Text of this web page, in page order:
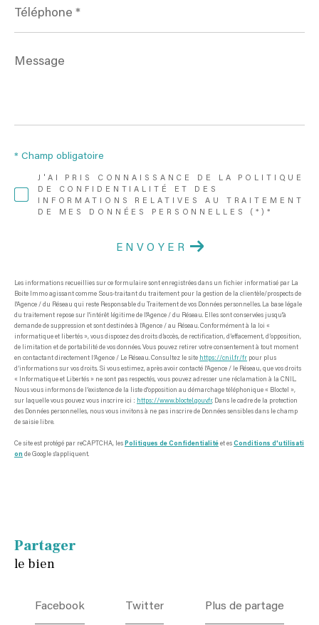
*
Message
J'AI PRIS CONNAISSANCE DE LA POLITIQUE
DE CONFIDENTIALITÉ ET DES
INFORMATIONS RELATIVES AU TRAITEMENT
DE MES DONNÉES PERSONNELLES (*)*
* Champ obligatoire
ENVOYER
Les informations recueillies sur ce formulaire sont enregistrées dans un fichier informatisé par La
Boite Immo agissant comme Sous-traitant du traitement pour la gestion de la clientèle/prospects de
l'Agence / du Réseau qui reste Responsable du Traitement de vos Données personnelles. La base légale
du traitement repose sur l'intérêt légitime de l'Agence / du Réseau. Elles sont conservées jusqu'à
demande de suppression et sont destinées à l'Agence / au Réseau. Conformément à la loi «
informatique et libertés », vous disposez des droits d’accès, de rectification, d’effacement, d’opposition,
de limitation et de portabilité de vos données. Vous pouvez retirer votre consentement à tout moment
en contactant directement l’Agence / Le Réseau. Consultez le site https://cnil.fr/fr pour plus
d’informations sur vos droits. Si vous estimez, après avoir contacté l'Agence / le Réseau, que vos droits
« Informatique et Libertés » ne sont pas respectés, vous pouvez adresser une réclamation à la CNIL.
Nous vous informons de l’existence de la liste d'opposition au démarchage téléphonique « Bloctel »,
sur laquelle vous pouvez vous inscrire ici : https://www.bloctel.gouv.fr. Dans le cadre de la protection
des Données personnelles, nous vous invitons à ne pas inscrire de Données sensibles dans le champ
de saisie libre.
Ce site est protégé par reCAPTCHA, les Politiques de Confidentialité et es Conditions d'utilisati
on de Google s'appliquent.
partager
le bien
Facebook Twitter Plus de partage